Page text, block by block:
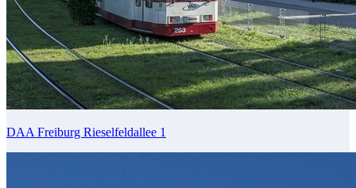
DAA Freiburg Rieselfeldallee 1